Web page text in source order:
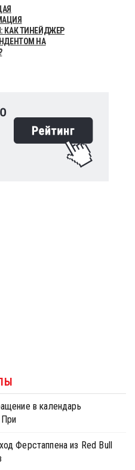
КАК ТИНЕЙДЖЕР
НА
в календарь
Ферстаппена из Red Bull